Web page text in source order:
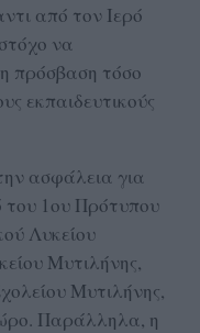
από τον Ιερό
να
πρόσβαση τόσο
εκπαιδευτικούς
ασφάλεια για
του 1ου Πρότυπου
Λυκείου
Μυτιλήνης,
Μυτιλήνης,
Παράλληλα, η